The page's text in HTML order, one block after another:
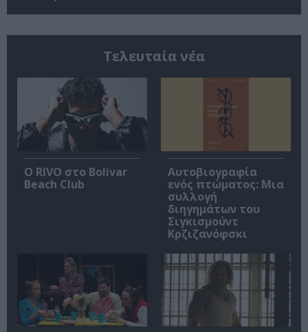
Τελευταία νέα
Ο RIVO στο Bolivar
Beach Club
Αυτοβιογραφία
ενός πτώματος: Μια
συλλογή
διηγημάτων του
Σιγκισμούντ
Κρζιζανόφσκι